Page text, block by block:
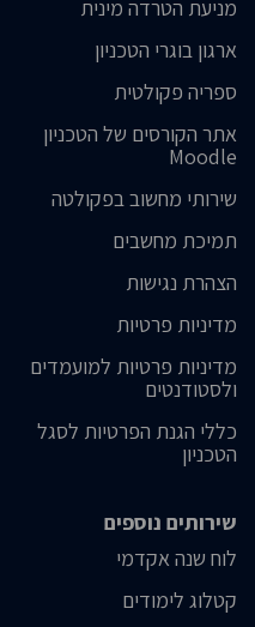
מניעת הטרדה מינית
ארגון בוגרי הטכניון
ספריה פקולטית
אתר הקורסים של הטכניון
Moodle
שירותי מחשוב בפקולטה
תמיכת מחשבים
הצהרת נגישות
מדיניות פרטיות
מדיניות פרטיות למועמדים
ולסטודנטים
כללי הגנת הפרטיות לסגל
הטכניון
שירותים נוספים
לוח שנה אקדמי
קטלוג לימודים